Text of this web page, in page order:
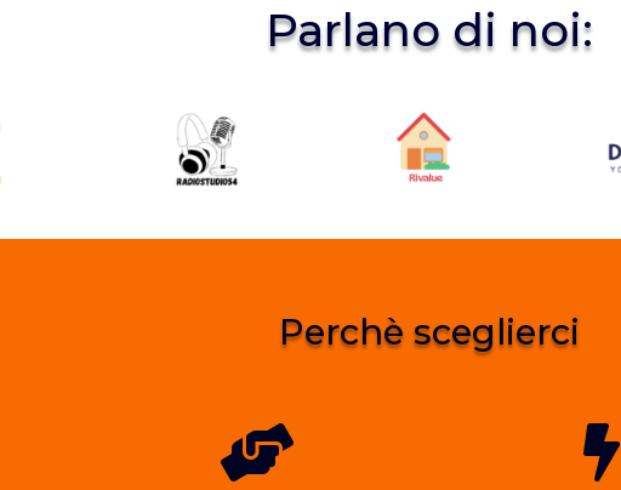
Parlano di noi:
Perchè sceglierci
 